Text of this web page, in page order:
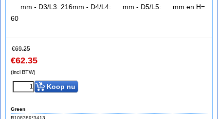
──mm - D3/L3: 216mm - D4/L4: ──mm - D5/L5: ──mm en H=
60
€69.25
€62.35
(incl BTW)
Koop nu
Green
R108389*3413